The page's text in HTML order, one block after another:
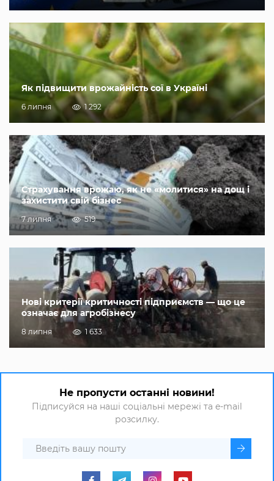
Як підвищити врожайність сої в Україні
6 липня 1 292
Страхування врожаю, як не «молитися» на дощ і
захистити свій бізнес
7 липня 519
Нові критерії критичності підприємств — що це
означає для агробізнесу
8 липня 1 633
Не пропусти останні новини!
Підписуйся на наші соціальні мережі та e-mail
розсилку.